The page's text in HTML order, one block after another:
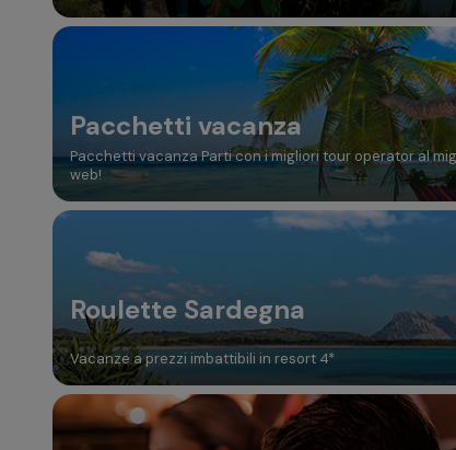
Pacchetti vacanza
Pacchetti vacanza Parti con i migliori tour operator al
web!
Roulette Sardegna
Vacanze a prezzi imbattibili in resort 4*